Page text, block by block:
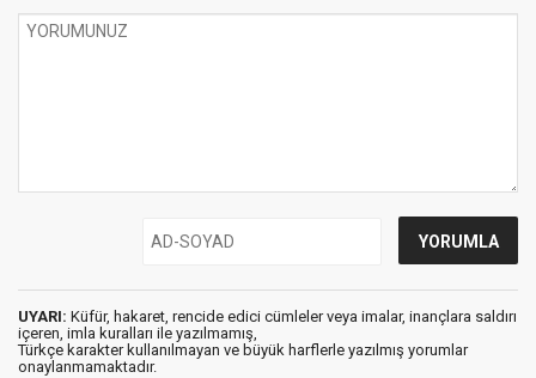
UYARI: Küfür, hakaret, rencide edici cümleler veya imalar, inançlara saldırı
içeren, imla kuralları ile yazılmamış,
Türkçe karakter kullanılmayan ve büyük harflerle yazılmış yorumlar
onaylanmamaktadır.